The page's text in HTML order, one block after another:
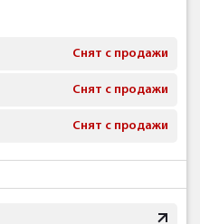
Снят с продажи
Снят с продажи
Снят с продажи